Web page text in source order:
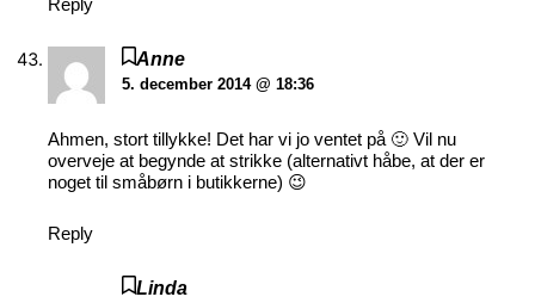
Reply
Anne
5. december 2014 @ 18:36
Ahmen, stort tillykke! Det har vi jo ventet på 🙂 Vil nu
overveje at begynde at strikke (alternativt håbe, at der er
noget til småbørn i butikkerne) 😉
Reply
Linda